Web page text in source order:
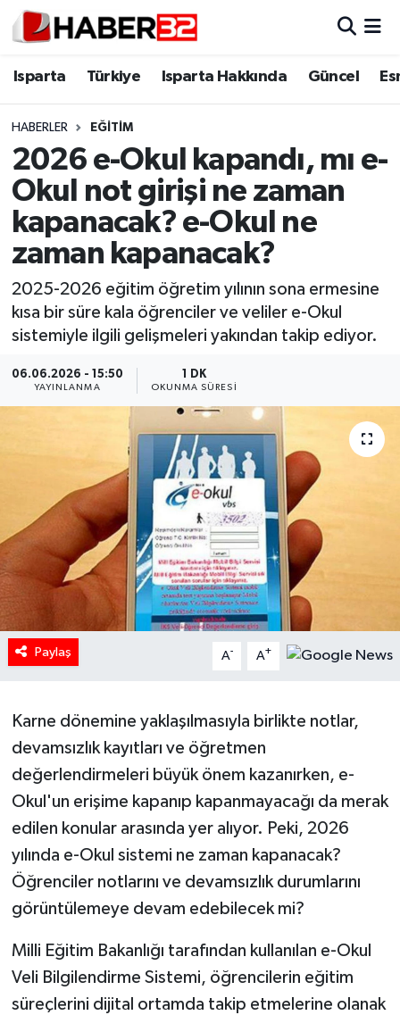
Isparta Türkiye Isparta Hakkında Güncel
HABERLER EĞİTİM
2026 e-Okul kapandı, mı e-
Okul not girişi ne zaman
kapanacak? e-Okul ne
zaman kapanacak?
2025-2026 eğitim öğretim yılının sona ermesine
kısa bir süre kala öğrenciler ve veliler e-Okul
sistemiyle ilgili gelişmeleri yakından takip ediyor.
06.06.2026 - 15:50
YAYINLANMA
1 DK
OKUNMA SÜRESI
Paylaş A- A+
Karne dönemine yaklaşılmasıyla birlikte notlar,
devamsızlık kayıtları ve öğretmen
değerlendirmeleri büyük önem kazanırken, e-
Okul'un erişime kapanıp kapanmayacağı da merak
edilen konular arasında yer alıyor. Peki, 2026
yılında e-Okul sistemi ne zaman kapanacak?
Öğrenciler notlarını ve devamsızlık durumlarını
görüntülemeye devam edebilecek mi?
Milli Eğitim Bakanlığı tarafından kullanılan e-Okul
Veli Bilgilendirme Sistemi, öğrencilerin eğitim
süreçlerini dijital ortamda takip etmelerine olanak
Isparta
Esnaf Diyor ki;
ASAYİŞ
BİLİM VE TEKNOLOJİ
EĞİTİM
GENEL
Güncel
HABERDE İNSAN
KÜLTÜR SANAT
MAGAZİN
Oyun
POLİTİKA
SAĞLIK
Spor
Teknoloji
Yerel
Isparta Nöbetçi Eczaneler
Isparta Trafik Yoğunluk Haritası
Süper Lig Puan Durumu ve Fikstür
Tüm Manşetler
Son Dakika Haberleri
Haber Arşivi